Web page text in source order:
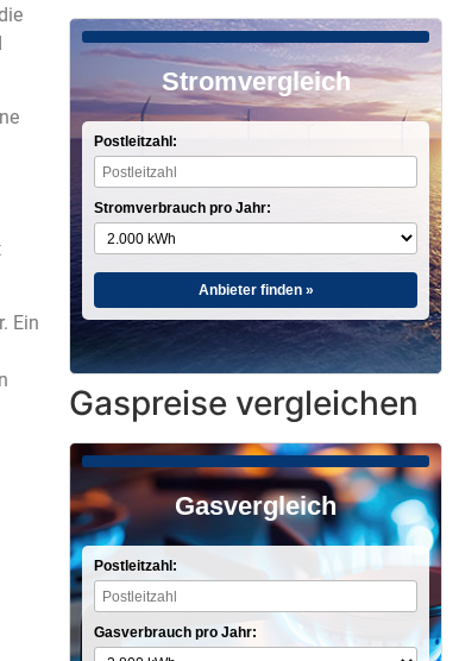
Ein
Stromvergleich
Postleitzahl:
Stromverbrauch pro Jahr:
Anbieter finden »
Gaspreise vergleichen
Gasvergleich
Postleitzahl:
Gasverbrauch pro Jahr: